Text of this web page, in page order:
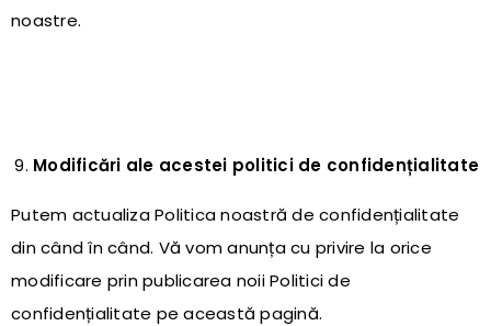
noastre.
Modificări ale acestei politici de confidențialitate
Putem actualiza Politica noastră de confidențialitate
din când în când. Vă vom anunța cu privire la orice
modificare prin publicarea noii Politici de
confidențialitate pe această pagină.